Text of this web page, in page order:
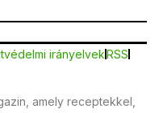
irányelvekRSS
amely receptekkel,